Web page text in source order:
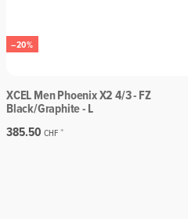
–20%
XCEL Men Phoenix X2 4/3 - FZ
Black/Graphite - L
385.50 CHF*